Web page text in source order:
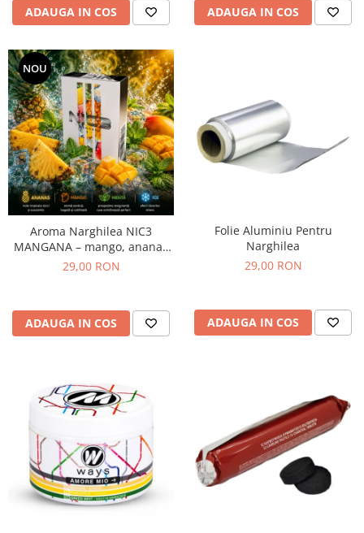
ADAUGA IN COS ADAUGA IN COS
NOU
Aroma Narghilea NIC3
MANGANA – mango, ananas
si menta, 50gr
29,00 RON
ADAUGA IN COS
Folie Aluminiu Pentru
Narghilea
29,00 RON
ADAUGA IN COS